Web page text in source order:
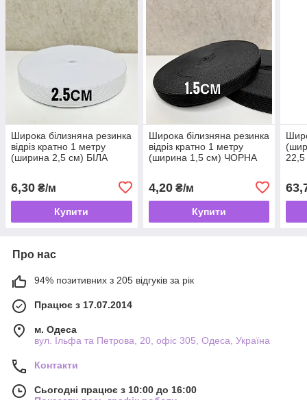
Широка білизняна резинка
відріз кратно 1 метру
(ширина 2,5 см) БІЛА
6,30 ₴/м
Купити
Широка білизняна резинка
відріз кратно 1 метру
(ширина 1,5 см) ЧОРНА
4,20₴/м
Купити
Про нас
94% позитивних з 205 відгуків за рік
Працює з 17.07.2014
м. Одеса
вул. Ільфа та Петрова, 20, офіс 305, Одеса, Україна
Контакти
Сьогодні працює з 10:00 до 16:00